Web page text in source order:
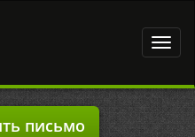
письмо